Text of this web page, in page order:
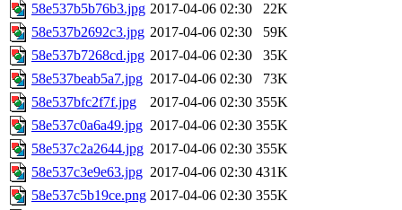
58e537b5b76b3.jpg 2017-04-06 02:30
22K
58e537b2692c3.jpg 2017-04-06 02:30
59K
58e537b7268cd.jpg 2017-04-06 02:30
35K
58e537beab5a7.jpg 2017-04-06 02:30
73K
58e537bfc2f7f.jpg
2017-04-06 02:30 355K
58e537c0a6a49.jpg 2017-04-06 02:30 355K
58e537c2a2644.jpg 2017-04-06 02:30 355K
58e537c3e9e63.jpg 2017-04-06 02:30 431K
58e537c5b19ce.png 2017-04-06 02:30 355K